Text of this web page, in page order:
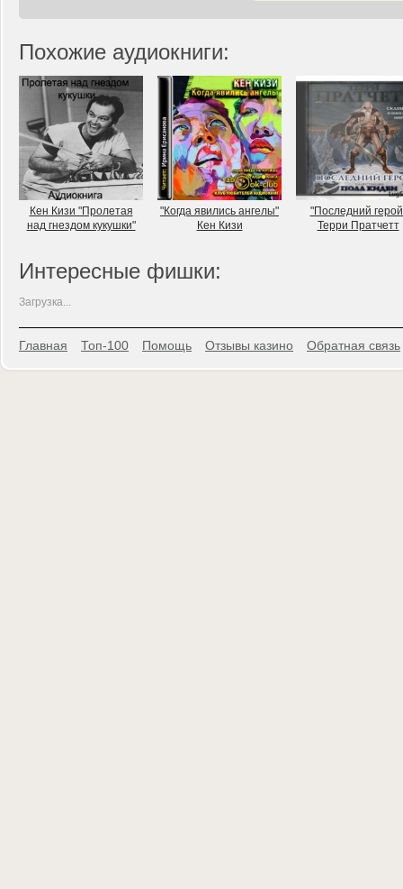
Похожие аудиокниги:
Кен Кизи "Пролетая
над гнездом кукушки"
"Когда явились ангелы"
Кен Кизи
"Последний
Терри Пратчетт
Интересные фишки:
Загрузка...
Главная Топ-100 Помощь Отзывы казино Обратная связь